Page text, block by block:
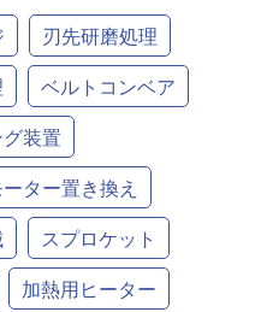
刃先研磨処理
ベルトコンベア
装置
ター置き換え
スプロケット
加熱用ヒーター